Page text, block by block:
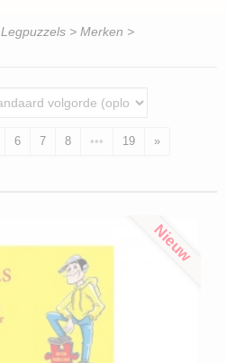
Legpuzzels > Merken >
6 7 8 ••• 19 »
Nieuw